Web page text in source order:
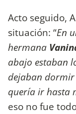
Acto seguido,
situación: “En
hermana
abajo estaban
dejaban
quería ir hasta
eso no fue